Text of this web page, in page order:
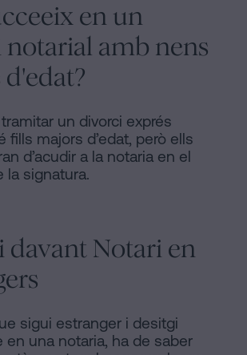
en un
amb nens
un divorci exprés
fills majors d’edat, però ells
d’acudir a la notaria en el
la signatura.
davant Notari en
sigui estranger i desitgi
en una notaria, ha de saber